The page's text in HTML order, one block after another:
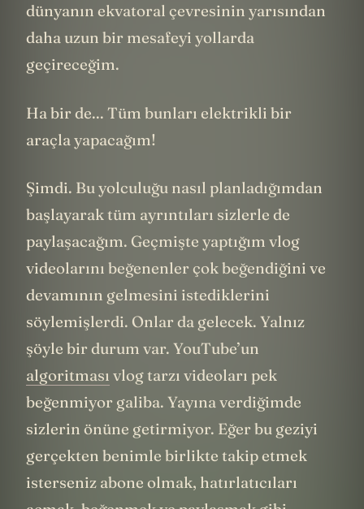
dünyanın ekvatoral çevresinin yarısından
daha uzun bir mesafeyi yollarda
geçireceğim.
Ha bir de... Tüm bunları elektrikli bir
araçla yapacağım!
Şimdi. Bu yolculuğu nasıl planladığımdan
başlayarak tüm ayrıntıları sizlerle de
paylaşacağım. Geçmişte yaptığım vlog
videolarını beğenenler çok beğendiğini ve
devamının gelmesini istediklerini
söylemişlerdi. Onlar da gelecek. Yalnız
şöyle bir durum var. YouTube’un
algoritması vlog tarzı videoları pek
beğenmiyor galiba. Yayına verdiğimde
sizlerin önüne getirmiyor. Eğer bu geziyi
gerçekten benimle birlikte takip etmek
isterseniz abone olmak, hatırlatıcıları